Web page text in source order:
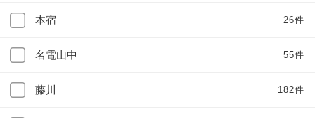
本宿 26件
名電山中 55件
藤川 182件